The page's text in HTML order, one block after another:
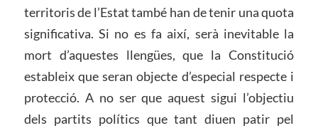
territoris de l’Estat també han de tenir una quota
significativa. Si no es fa així, serà inevitable la
mort d’aquestes llengües, que la Constitució
estableix que seran objecte d’especial respecte i
protecció. A no ser que aquest sigui l’objectiu
dels partits polítics que tant diuen patir pel